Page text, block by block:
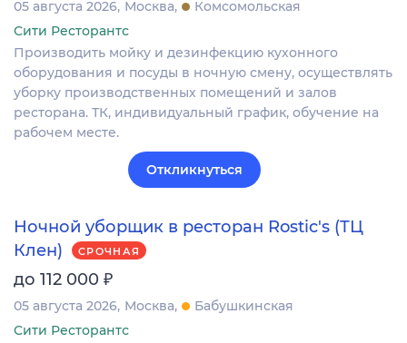
05 августа 2026 Москва
Комсомольская
Сити Ресторантс
Производить мойку и дезинфекцию кухонного
оборудования и посуды в ночную смену, осуществлять
уборку производственных помещений и залов
ресторана. ТК, индивидуальный график, обучение на
рабочем месте.
Откликнуться
Ночной уборщик в ресторан Rostic's (ТЦ
Клен)
СРОЧНАЯ
до 112 000 ₽
05 августа 2026 Москва
Бабушкинская
Сити Ресторантс